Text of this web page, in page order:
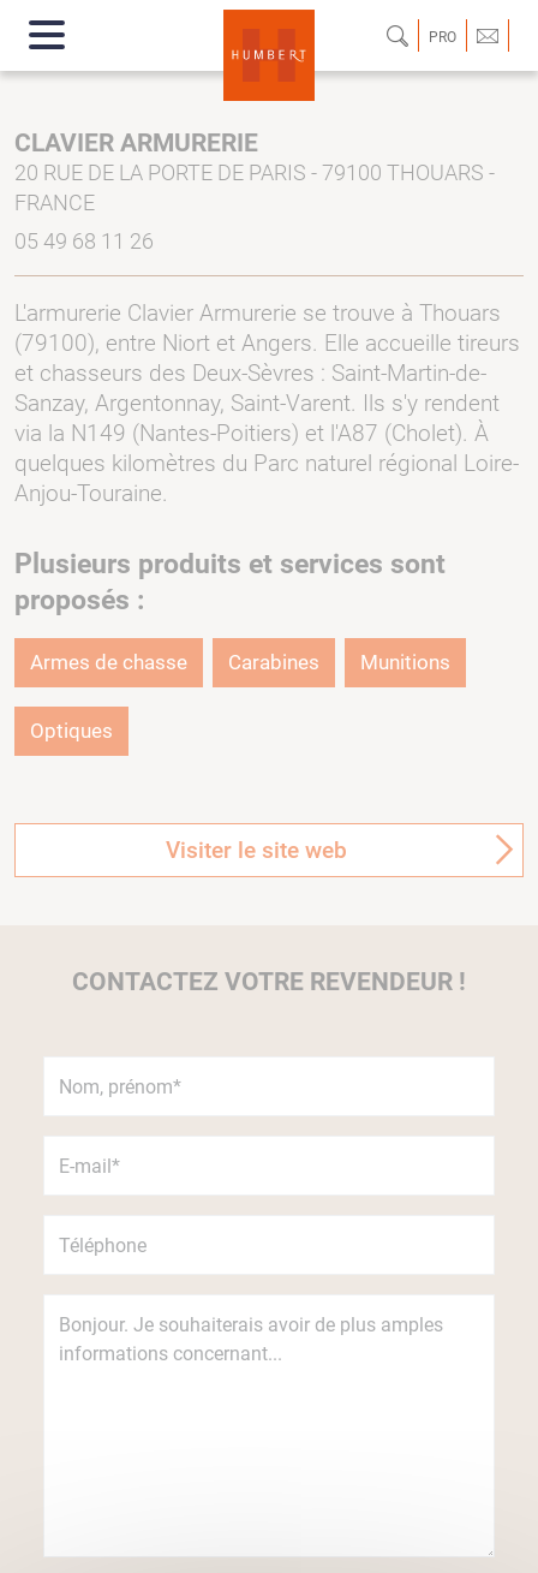
PRO
CLAVIER ARMURERIE
20 RUE DE LA PORTE DE PARIS - 79100 THOUARS -
FRANCE
05 49 68 11 26
L'armurerie Clavier Armurerie se trouve à Thouars
(79100), entre Niort et Angers. Elle accueille tireurs
et chasseurs des Deux-Sèvres : Saint-Martin-de-
Sanzay, Argentonnay, Saint-Varent. Ils s'y rendent
via la N149 (Nantes-Poitiers) et l'A87 (Cholet). À
quelques kilomètres du Parc naturel régional Loire-
Anjou-Touraine.
Plusieurs produits et services sont
proposés :
Armes de chasse Carabines Munitions
Optiques
Visiter le site web
CONTACTEZ VOTRE REVENDEUR !